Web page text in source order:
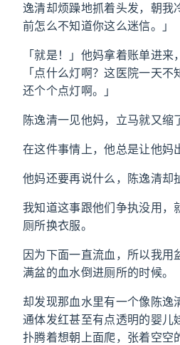
逸清却烦躁地抓着头发，朝我
前怎么不知道你这么迷信。」
「就是！」他妈拿着账单进来
「点什么灯啊？这医院一天不
还个个点灯啊。」
陈逸清一见他妈，立马就又缩
在这件事情上，他总是让他妈
他妈还要再说什么，陈逸清却
我知道这事跟他们争执没用，
厕所换衣服。
因为下面一直流血，所以我用
满盆的血水倒进厕所的时候。
却发现那血水里有一个像陈逸
通体发红甚至有点透明的婴儿
扑腾着想朝上面爬，张着空空